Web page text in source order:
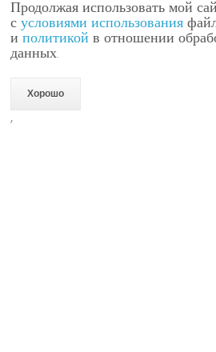
Продолжая использовать мой
сусловиями использования
иполитикой в отношении
данных.
Хорошо
,